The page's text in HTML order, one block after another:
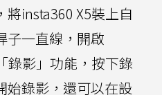
insta360 X5裝上自
子一直線，開啟
錄影」功能，按下錄
始錄影，還可以在設